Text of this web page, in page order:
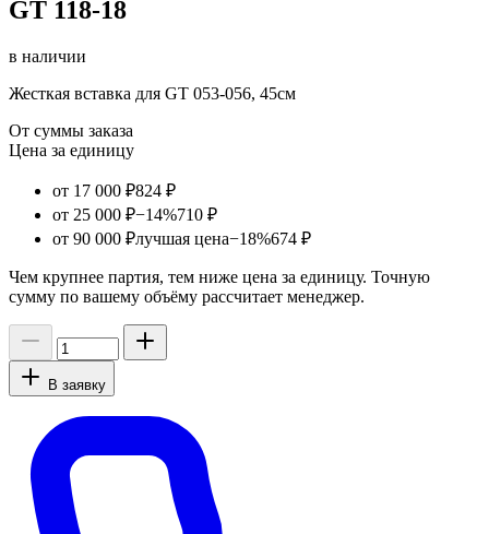
GT 118-18
в наличии
Жесткая вставка для GT 053-056, 45см
От суммы заказа
Цена за единицу
от 17 000 ₽824 ₽
от 25 000 ₽−14%710 ₽
от 90 000 ₽лучшая цена−18%674 ₽
Чем крупнее партия, тем ниже цена за единицу. Точную
сумму по вашему объёму рассчитает менеджер.
В заявку